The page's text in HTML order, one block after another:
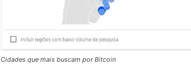
Cidades que mais buscam por Bitcoin